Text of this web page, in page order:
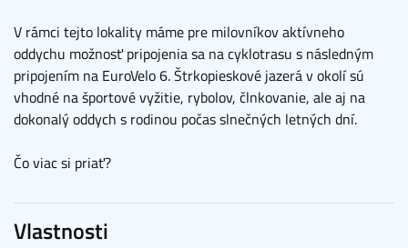
V rámci tejto lokality máme pre milovníkov aktívneho
oddychu možnosť pripojenia sa na cyklotrasu s následným
pripojením na EuroVelo 6. Štrkopieskové jazerá v okolí sú
vhodné na športové vyžitie, rybolov, člnkovanie, ale aj na
dokonalý oddych s rodinou počas slnečných letných dní.
Čo viac si priať?
Vlastnosti